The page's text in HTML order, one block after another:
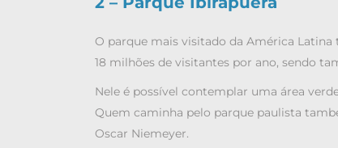
O parque mais visitado da América Latina
18 milhões de visitantes por ano, sendo
Nele é possível contemplar uma área
Quem caminha pelo parque paulista
Oscar Niemeyer.